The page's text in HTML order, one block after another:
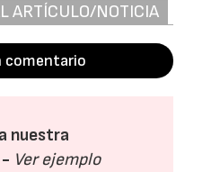
ARTÍCULO/NOTICIA
comentario
nuestra
Ver ejemplo